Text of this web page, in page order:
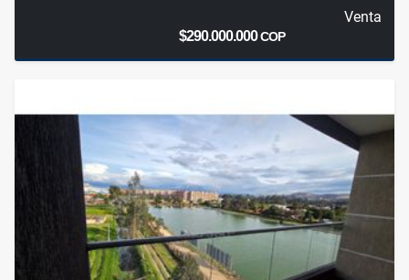
Venta
$290.000.000COP